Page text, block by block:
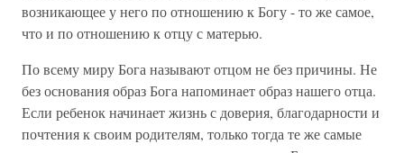
возникающее у него по отношению к Богу - то же самое,
что и по отношению к отцу с матерью.
По всему миру Бога называют отцом не без причины. Не
без основания образ Бога напоминает образ нашего отца.
Если ребенок начинает жизнь с доверия, благодарности и
почтения к своим родителям, только тогда те же самые